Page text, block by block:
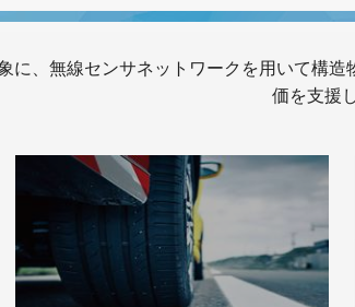
に、無線センサネットワークを用いて構
価を支援